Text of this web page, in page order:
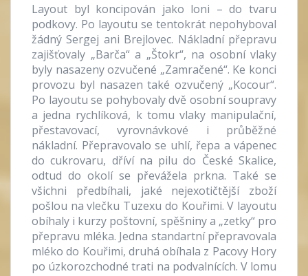
Layout byl koncipován jako loni – do tvaru
podkovy. Po layoutu se tentokrát nepohyboval
žádný Sergej ani Brejlovec. Nákladní přepravu
zajišťovaly „Barča“ a „Štokr“, na osobní vlaky
byly nasazeny ozvučené „Zamračené“. Ke konci
provozu byl nasazen také ozvučený „Kocour“.
Po layoutu se pohybovaly dvě osobní soupravy
a jedna rychlíková, k tomu vlaky manipulační,
přestavovací, vyrovnávkové i průběžné
nákladní. Přepravovalo se uhlí, řepa a vápenec
do cukrovaru, dříví na pilu do České Skalice,
odtud do okolí se převážela prkna. Také se
všichni předbíhali, jaké nejexotičtější zboží
pošlou na vlečku Tuzexu do Kouřimi. V layoutu
obíhaly i kurzy poštovní, spěšniny a „zetky“ pro
přepravu mléka. Jedna standartní přepravovala
mléko do Kouřimi, druhá obíhala z Pacovy Hory
po úzkorozchodné trati na podvalnících. V lomu